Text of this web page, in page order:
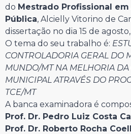
do Mestrado Profissional
Pública, Alcielly Vitorino de
dissertação no dia 15 de agosto,
O tema do seu trabalho é:
CONTROLADORIA GERAL DO
MUNDO/MT NA MELHORIA DA
MUNICIPAL ATRAVÉS DO
TCE/MT
A banca examinadora é
Prof. Dr. Pedro Luiz Costa
Prof. Dr. Roberto Rocha